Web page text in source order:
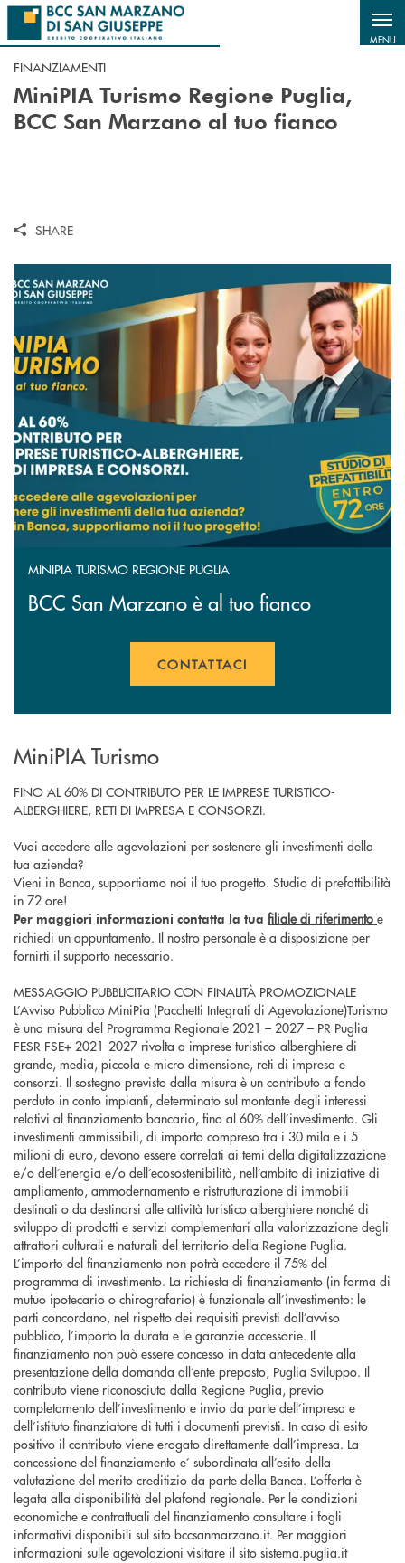
Salta al contenuto principale
MENU
FINANZIAMENTI
MiniPIA Turismo Regione Puglia,
BCC San Marzano al tuo fianco
SHARE
MINIPIA TURISMO REGIONE PUGLIA
BCC San Marzano è al tuo fianco
CONTATTACI
MiniPIA Turismo
FINO AL 60% DI CONTRIBUTO PER LE IMPRESE TURISTICO-
ALBERGHIERE, RETI DI IMPRESA E CONSORZI.
Vuoi accedere alle agevolazioni per sostenere gli investimenti della
tua azienda?
Vieni in Banca, supportiamo noi il tuo progetto. Studio di prefattibilità
in 72 ore!
Per maggiori informazioni contatta la tua filiale di riferimento e
richiedi un appuntamento. Il nostro personale è a disposizione per
fornirti il supporto necessario.
MESSAGGIO PUBBLICITARIO CON FINALITÀ PROMOZIONALE
L’Avviso Pubblico MiniPia (Pacchetti Integrati di Agevolazione)Turismo
è una misura del Programma Regionale 2021 – 2027 – PR Puglia
FESR FSE+ 2021-2027 rivolta a imprese turistico-alberghiere di
grande, media, piccola e micro dimensione, reti di impresa e
consorzi. Il sostegno previsto dalla misura è un contributo a fondo
perduto in conto impianti, determinato sul montante degli interessi
relativi al finanziamento bancario, fino al 60% dell’investimento. Gli
investimenti ammissibili, di importo compreso tra i 30 mila e i 5
milioni di euro, devono essere correlati ai temi della digitalizzazione
e/o dell’energia e/o dell’ecosostenibilità, nell’ambito di iniziative di
ampliamento, ammodernamento e ristrutturazione di immobili
destinati o da destinarsi alle attività turistico alberghiere nonché di
sviluppo di prodotti e servizi complementari alla valorizzazione degli
attrattori culturali e naturali del territorio della Regione Puglia.
L’importo del finanziamento non potrà eccedere il 75% del
programma di investimento. La richiesta di finanziamento (in forma di
mutuo ipotecario o chirografario) è funzionale all’investimento: le
parti concordano, nel rispetto dei requisiti previsti dall’avviso
pubblico, l’importo la durata e le garanzie accessorie. Il
finanziamento non può essere concesso in data antecedente alla
presentazione della domanda all’ente preposto, Puglia Sviluppo. Il
contributo viene riconosciuto dalla Regione Puglia, previo
completamento dell’investimento e invio da parte dell’impresa e
dell’istituto finanziatore di tutti i documenti previsti. In caso di esito
positivo il contributo viene erogato direttamente dall’impresa. La
concessione del finanziamento e’ subordinata all’esito della
valutazione del merito creditizio da parte della Banca. L’offerta è
legata alla disponibilità del plafond regionale. Per le condizioni
economiche e contrattuali del finanziamento consultare i fogli
informativi disponibili sul sito bccsanmarzano.it. Per maggiori
informazioni sulle agevolazioni visitare il sito sistema.puglia.it